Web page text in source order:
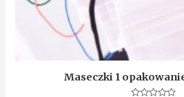
Maseczki 1